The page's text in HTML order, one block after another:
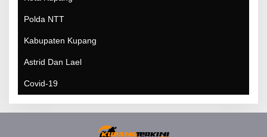
Polda NTT
Kabupaten Kupang
Astrid Dan Lael
Covid-19